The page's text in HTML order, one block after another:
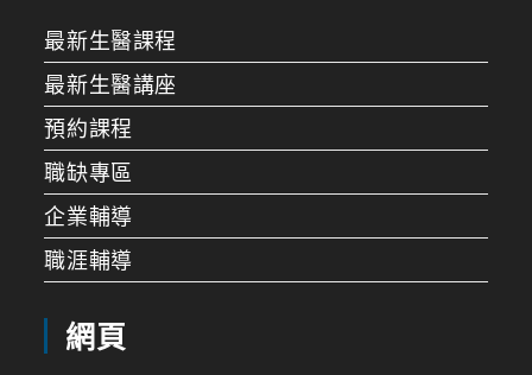
最新生醫課程
最新生醫講座
預約課程
職缺專區
企業輔導
職涯輔導
網頁